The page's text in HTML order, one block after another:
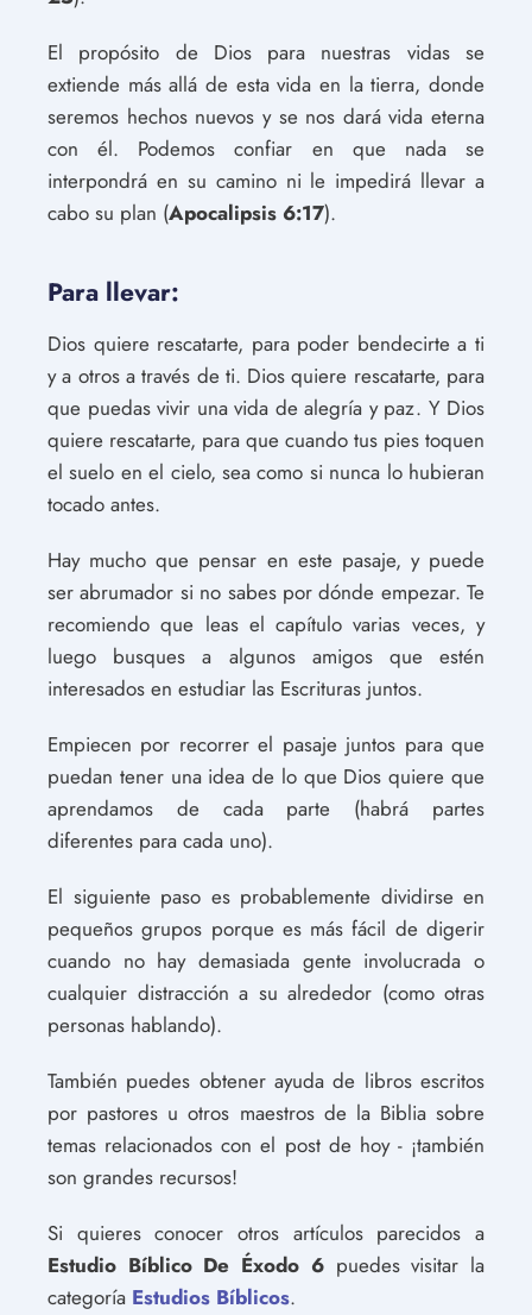
El propósito de Dios para nuestras vidas se
extiende más allá de esta vida en la tierra, donde
seremos hechos nuevos y se nos dará vida eterna
con él. Podemos confiar en que nada se
interpondrá en su camino ni le impedirá llevar a
cabo su plan (Apocalipsis 6:17).
Para llevar:
Dios quiere rescatarte, para poder bendecirte a ti
y a otros a través de ti. Dios quiere rescatarte, para
que puedas vivir una vida de alegría y paz. Y Dios
quiere rescatarte, para que cuando tus pies toquen
el suelo en el cielo, sea como si nunca lo hubieran
tocado antes.
Hay mucho que pensar en este pasaje, y puede
ser abrumador si no sabes por dónde empezar. Te
recomiendo que leas el capítulo varias veces, y
luego busques a algunos amigos que estén
interesados en estudiar las Escrituras juntos.
Empiecen por recorrer el pasaje juntos para que
puedan tener una idea de lo que Dios quiere que
aprendamos de cada parte (habrá partes
diferentes para cada uno).
El siguiente paso es probablemente dividirse en
pequeños grupos porque es más fácil de digerir
cuando no hay demasiada gente involucrada o
cualquier distracción a su alrededor (como otras
personas hablando).
También puedes obtener ayuda de libros escritos
por pastores u otros maestros de la Biblia sobre
temas relacionados con el post de hoy - ¡también
son grandes recursos!
Si quieres conocer otros artículos parecidos a
Estudio Bíblico De Éxodo 6puedes visitar la
categoría Estudios Bíblicos.